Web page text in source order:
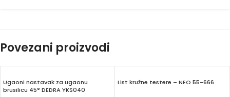
Povezani proizvodi
Ugaoni nastavak za ugaonu
brusilicu 45° DEDRA YKS040
List kružne testere – NEO 55-666